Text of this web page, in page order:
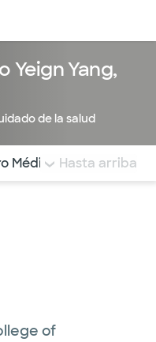
Yeign Yang,
de la salud
rápidamente a
Médico COMENTARIOS
Hasta arriba
of